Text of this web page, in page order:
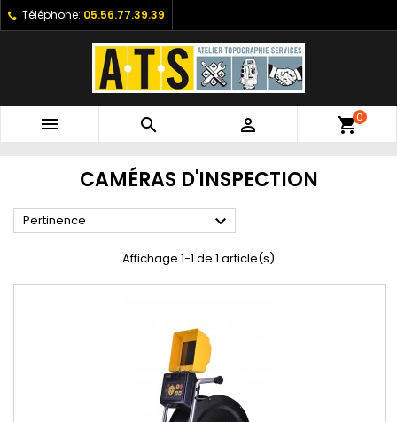
Téléphone: 05.56.77.39.39
   shopping_cart0
CAMÉRAS D'INSPECTION
Pertinence 
Affichage 1-1 de 1 article(s)